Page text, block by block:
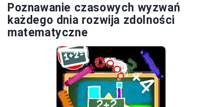
Poznawanie czasowych wyzwań
każdego dnia rozwija zdolności
matematyczne